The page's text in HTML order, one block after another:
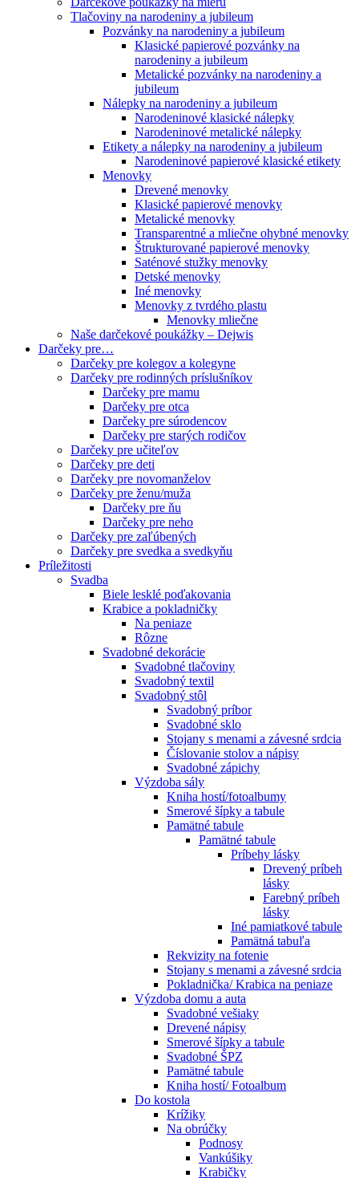
Tlačoviny na narodeniny a jubileum
Pozvánky na narodeniny a jubileum
Klasické papierové pozvánky na
narodeniny a jubileum
Metalické pozvánky na narodeniny a
jubileum
Nálepky na narodeniny a jubileum
Narodeninové klasické nálepky
Narodeninové metalické nálepky
Etikety a nálepky na narodeniny a jubileum
Narodeninové papierové klasické etikety
Menovky
Drevené menovky
Klasické papierové menovky
Metalické menovky
Transparentné a mliečne ohybné menovky
Štrukturované papierové menovky
Saténové stužky menovky
Detské menovky
Iné menovky
Menovky z tvrdého plastu
Menovky mliečne
Naše darčekové poukážky – Dejwis
Darčeky pre…
Darčeky pre kolegov a kolegyne
Darčeky pre rodinných príslušníkov
Darčeky pre mamu
Darčeky pre otca
Darčeky pre súrodencov
Darčeky pre starých rodičov
Darčeky pre učiteľov
Darčeky pre deti
Darčeky pre novomanželov
Darčeky pre ženu/muža
Darčeky pre ňu
Darčeky pre neho
Darčeky pre zaľúbených
Darčeky pre svedka a svedkyňu
Príležitosti
Svadba
Biele lesklé poďakovania
Krabice a pokladničky
Na peniaze
Rôzne
Svadobné dekorácie
Svadobné tlačoviny
Svadobný textil
Svadobný stôl
Svadobný príbor
Svadobné sklo
Stojany s menami a závesné srdcia
Číslovanie stolov a nápisy
Svadobné zápichy
Výzdoba sály
Kniha hostí/fotoalbumy
Smerové šípky a tabule
Pamätné tabule
Pamätné tabule
Príbehy lásky
Drevený príbeh
lásky
Farebný príbeh
lásky
Iné pamiatkové tabule
Pamätná tabuľa
Rekvizity na fotenie
Stojany s menami a závesné srdcia
Pokladnička/ Krabica na peniaze
Výzdoba domu a auta
Svadobné vešiaky
Drevené nápisy
Smerové šípky a tabule
Svadobné ŠPZ
Pamätné tabule
Kniha hostí/ Fotoalbum
Do kostola
Krížiky
Na obrúčky
Podnosy
Vankúšiky
Krabičky